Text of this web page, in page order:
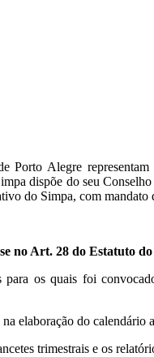
Porto Alegre
dispõe do seu
do Simpa, com mandato
no Art. 28 do Estatuto
para os quais foi
elaboração do calendário
trimestrais e os